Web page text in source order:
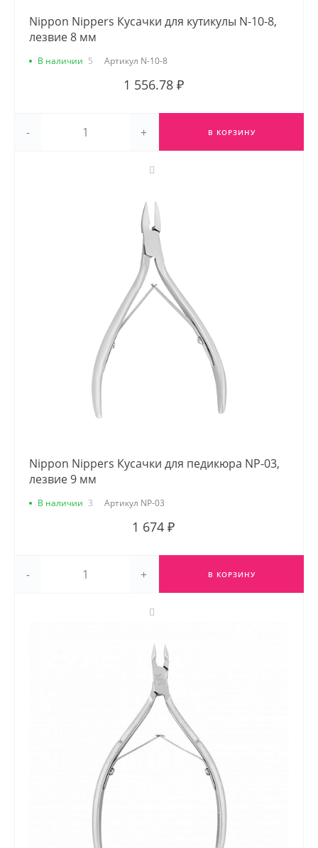
Nippon Nippers Кусачки для кутикулы N-10-8,
лезвие 8 мм
В наличии 5 Артикул N-10-8
1 556.78 ₽
- + В КОРЗИНУ
Nippon Nippers Кусачки для педикюра NP-03,
лезвие 9 мм
В наличии 3 Артикул NP-03
1 674 ₽
- + В КОРЗИНУ